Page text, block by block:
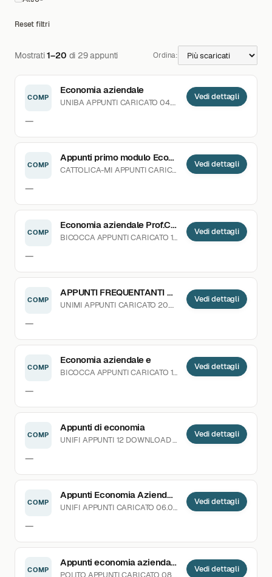
Reset filtri
Mostrati1–20 di 29 appunti Ordina:
COMP
Economia aziendale
UNIBAAPPUNTI CARICATO 04.03.2024
—
Vedi dettagli
COMP
Appunti primo modulo Economia Aziendale
CATTOLICA-MI APPUNTICARICATO 11.11.2025
—
Vedi dettagli
COMP
Economia aziendale Prof.Capocchi ecocom 2021-2022
BICOCCAAPPUNTICARICATO 19.06.2024
—
Vedi dettagli
COMP
APPUNTI FREQUENTANTI ECONOMIA AZIENDALE
UNIMI APPUNTI CARICATO 20.04.2021
—
Vedi dettagli
COMP
Economia aziendale e
BICOCCAAPPUNTICARICATO 14.03.2025
—
Vedi dettagli
COMP
Appunti di economia
UNIFI APPUNTI 12 DOWNLOADCARICATO 11.07.2022
—
Vedi dettagli
COMP
Appunti Economia Aziendale
UNIFI APPUNTI CARICATO 06.01.2025
—
Vedi dettagli
COMP
Appunti economia aziendale
POLITO APPUNTICARICATO 08.10.2025
Vedi dettagli